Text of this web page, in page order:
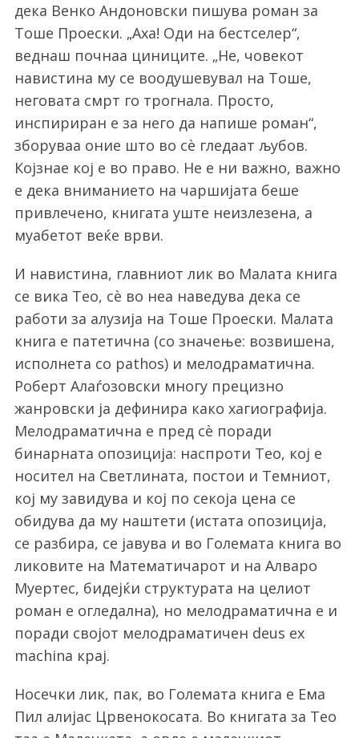
дека Венко Андоновски пишува роман за
Тоше Проески. „Аха! Оди на бестселер“,
веднаш почнаа циниците. „Не, човекот
навистина му се воодушевувал на Тоше,
неговата смрт го трогнала. Просто,
инспириран е за него да напише роман“,
зборуваа оние што во сѐ гледаат љубов.
Којзнае кој е во право. Не е ни важно, важно
е дека вниманието на чаршијата беше
привлечено, книгата уште неизлезена, а
муабетот веќе врви.
И навистина, главниот лик во Малата книга
се вика Тео, сѐ во неа наведува дека се
работи за алузија на Тоше Проески. Малата
книга е патетична (со значење: возвишена,
исполнета со pathos) и мелодраматична.
Роберт Алаѓозовски многу прецизно
жанровски ја дефинира како хагиографија.
Мелодраматична е пред сѐ поради
бинарната опозиција: наспроти Тео, кој е
носител на Светлината, постои и Темниот,
кој му завидува и кој по секоја цена се
обидува да му наштети (истата опозиција,
се разбира, се јавува и во Големата книга во
ликовите на Математичарот и на Алваро
Муертес, бидејќи структурата на целиот
роман е огледална), но мелодраматична е и
поради својот мелодраматичен deus ex
machinа крај.
Носечки лик, пак, во Големата книга е Ема
Пил алијас Црвенокосата. Во книгата за Тео